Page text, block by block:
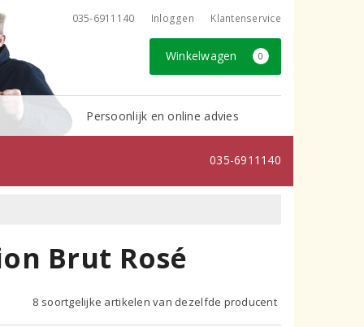
035-6911140 Inloggen Klantenservice
Winkelwagen 0
Persoonlijk en online advies
035-6911140
Brut Rosé
8 soortgelijke artikelen van dezelfde producent